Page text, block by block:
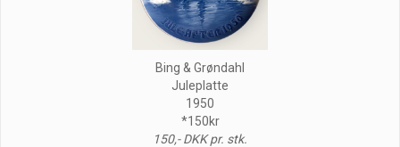
Bing & Grøndahl
Juleplatte
1950
*150kr
150,- DKK pr. stk.